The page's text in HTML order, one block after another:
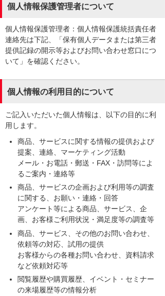
個人情報保護管理者について
個人情報保護管理者：個人情報保護統括責任者
連絡先は下記、「保有個人データまたは第三者
提供記録の開示等およびお問い合わせ窓口につ
いて」を確認ください。
個人情報の利用目的について
ご記入いただいた個人情報は、以下の目的に利
用します。
商品、サービスに関する情報の提供および
提案、連絡、マーケティング活動
メール・お電話・郵送・FAX・訪問等によ
るご案内・連絡等
商品、サービスの企画および利用等の調査
に関する、お願い・連絡・回答
アンケート等による商品、サービス、企
画、お客様ご利用状況・満足度等の調査等
商品、サービス、その他のお問い合わせ、
依頼等の対応、試用の提供
お客様からの各種お問い合わせ、資料請求
など依頼対応等
閲覧履歴や購買履歴、イベント・セミナー
の来場履歴等の情報分析